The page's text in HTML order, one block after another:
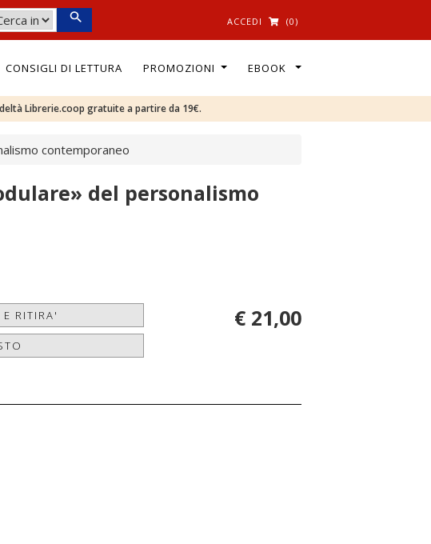
ACCEDI (0)
CONSIGLI DI LETTURA PROMOZIONI EBOOK
Librerie.coop gratuite a partire da 19€.
contemporaneo
del personalismo
RITIRA' € 21,00